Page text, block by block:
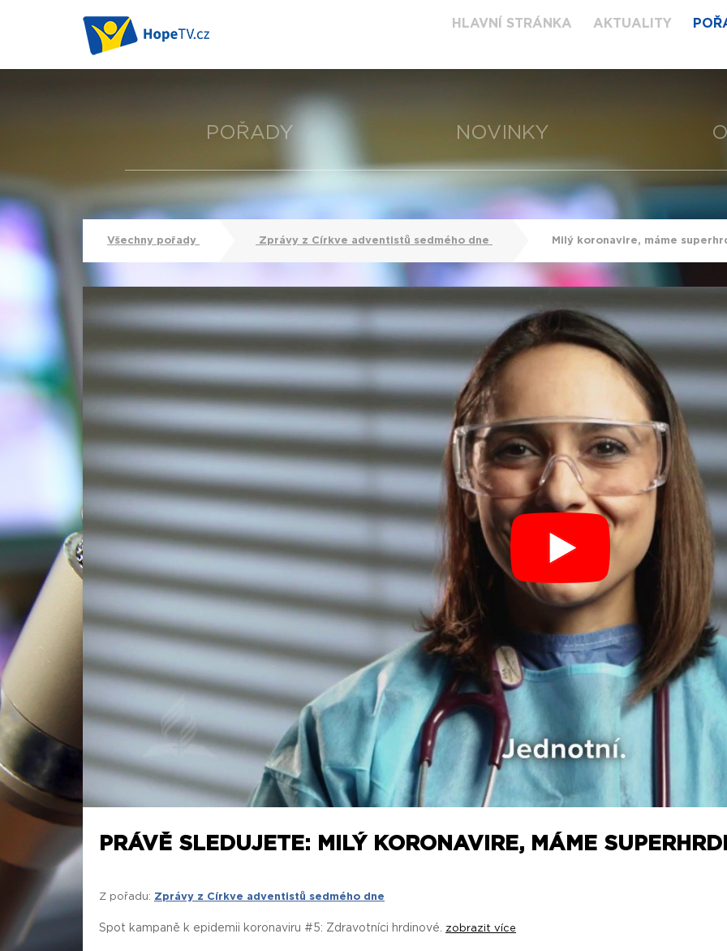
HLAVNÍ STRÁNKA AKTUALITY
POŘADY NOVINKY
Všechny pořady Zprávy z Církve adventistů sedmého dne Milý koronavire, máme
PRÁVĚ SLEDUJETE: MILÝ KORONAVIRE, MÁME
Z pořadu: Zprávy z Církve adventistů sedmého dne
Spot kampaně k epidemii koronaviru #5: Zdravotníci hrdinové. zobrazit více